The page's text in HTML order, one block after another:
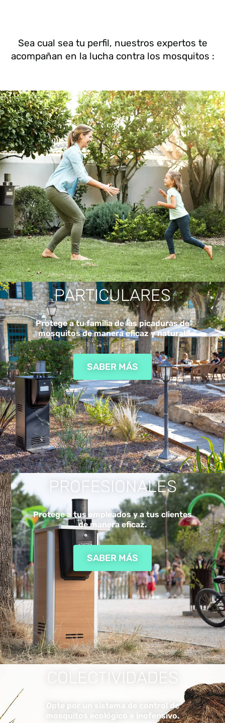
Sea cual sea tu perfil, nuestros expertos te
acompañan en la lucha contra los mosquitos :
PARTICULARES
Protege a tu familia de las picaduras de
mosquitos de manera eficaz y natural.
SABER MÁS
PROFESIONALES
Protege a tus empleados y a tus clientes
de manera eficaz.
SABER MÁS
COLECTIVIDADES
Opte por un sistema de control de
mosquitos ecológico e inofensivo.